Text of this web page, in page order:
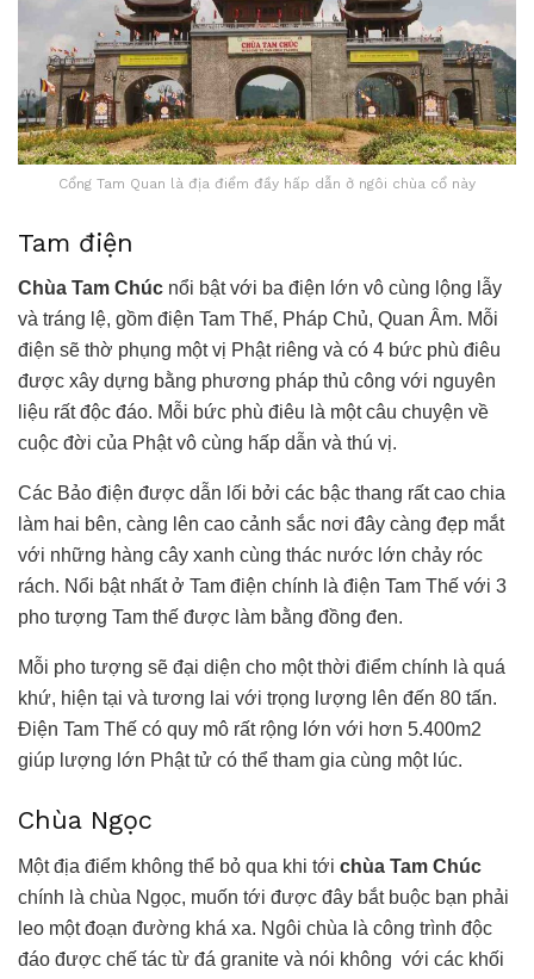
Cổng Tam Quan là địa điểm đầy hấp dẫn ở ngôi chùa cổ này
Tam điện
Chùa Tam Chúc nổi bật với ba điện lớn vô cùng lộng lẫy
và tráng lệ, gồm điện Tam Thế, Pháp Chủ, Quan Âm. Mỗi
điện sẽ thờ phụng một vị Phật riêng và có 4 bức phù điêu
được xây dựng bằng phương pháp thủ công với nguyên
liệu rất độc đáo. Mỗi bức phù điêu là một câu chuyện về
cuộc đời của Phật vô cùng hấp dẫn và thú vị.
Các Bảo điện được dẫn lối bởi các bậc thang rất cao chia
làm hai bên, càng lên cao cảnh sắc nơi đây càng đẹp mắt
với những hàng cây xanh cùng thác nước lớn chảy róc
rách. Nổi bật nhất ở Tam điện chính là điện Tam Thế với 3
pho tượng Tam thế được làm bằng đồng đen.
Mỗi pho tượng sẽ đại diện cho một thời điểm chính là quá
khứ, hiện tại và tương lai với trọng lượng lên đến 80 tấn.
Điện Tam Thế có quy mô rất rộng lớn với hơn 5.400m2
giúp lượng lớn Phật tử có thể tham gia cùng một lúc.
Chùa Ngọc
Một địa điểm không thể bỏ qua khi tới chùa Tam Chúc
chính là chùa Ngọc, muốn tới được đây bắt buộc bạn phải
leo một đoạn đường khá xa. Ngôi chùa là công trình độc
đáo được chế tác từ đá granite và nói không với các khối